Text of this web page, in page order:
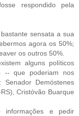
respondido pela
sensata a sua
agora os 50%;
os outros 50%.
alguns políticos
-- que poderiam nos
Senador Demóstenes
Cristóvão Buarque
informações e pedir